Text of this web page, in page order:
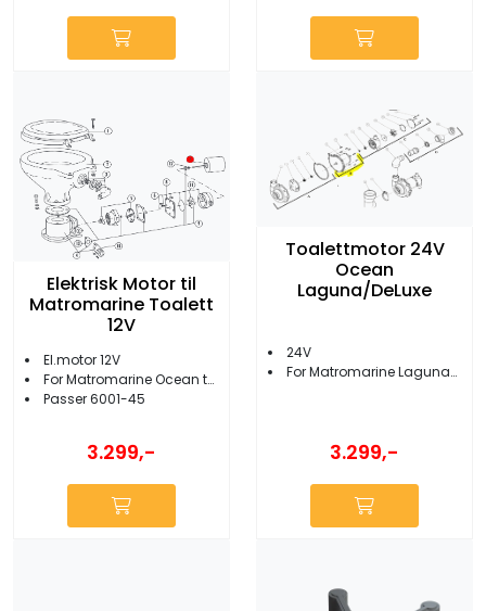
Elektrisk Motor til
Matromarine Toalett
12V
El.motor 12V
For Matromarine Ocean toalett
Passer 6001-45
3.299,-
Toalettmotor 24V
Ocean
Laguna/DeLuxe
24V
For Matromarine Laguna/DeLuxe
3.299,-